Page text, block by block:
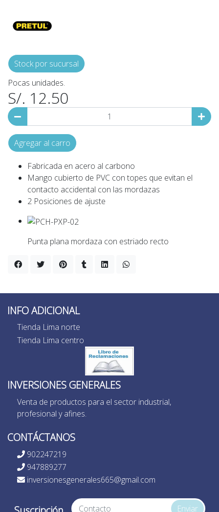
Stock por sucursal
Pocas unidades.
S/. 12.50
Agregar al carro
Fabricada en acero al carbono
Mango cubierto de PVC con topes que evitan el
contacto accidental con las mordazas
2 Posiciones de ajuste
Punta plana mordaza con estriado recto
INFO ADICIONAL
Tienda Lima norte
Tienda Lima centro
INVERSIONES GENERALES
Venta de productos para el sector industrial,
profesional y afines.
CONTÁCTANOS
902247219
947889277
inversionesgenerales665@gmail.com
Enviar